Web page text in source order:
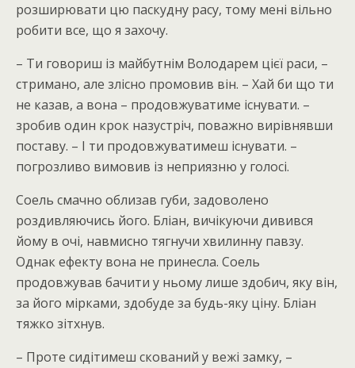
розширювати цю паскудну расу, тому мені вільно
робити все, що я захочу.
– Ти говориш із майбутнім Володарем цієї раси, –
стримано, але злісно промовив він. – Хай би що ти
не казав, а вона – продовжуватиме існувати. –
зробив один крок назустріч, поважно вирівнявши
поставу. – І ти продовжуватимеш існувати. –
погрозливо вимовив із неприязню у голосі.
Соель смачно облизав губи, задоволено
роздивляючись його. Бліан, вичікуючи дивився
йому в очі, навмисно тягнучи хвилинну павзу.
Однак ефекту вона не принесла. Соель
продовжував бачити у ньому лише здобич, яку він,
за його мірками, здобуде за будь-яку ціну. Бліан
тяжко зітхнув.
– Проте сидітимеш скований у вежі замку, –